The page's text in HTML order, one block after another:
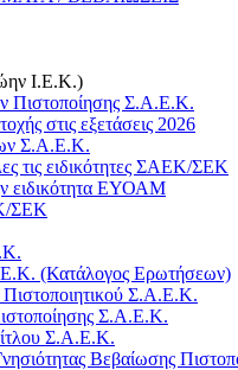
Ι.Ε.Κ.)
Πιστοποίησης Σ.Α.Ε.Κ.
στις εξετάσεις 2026
Σ.Α.Ε.Κ.
τις ειδικότητες ΣΑΕΚ/ΣΕΚ
ειδικότητα ΕΥΟΑΜ
ΣΕΚ
(Κατάλογος Ερωτήσεων)
Σ.Α.Ε.Κ.
Σ.Α.Ε.Κ.
Σ.Α.Ε.Κ.
Βεβαίωσης